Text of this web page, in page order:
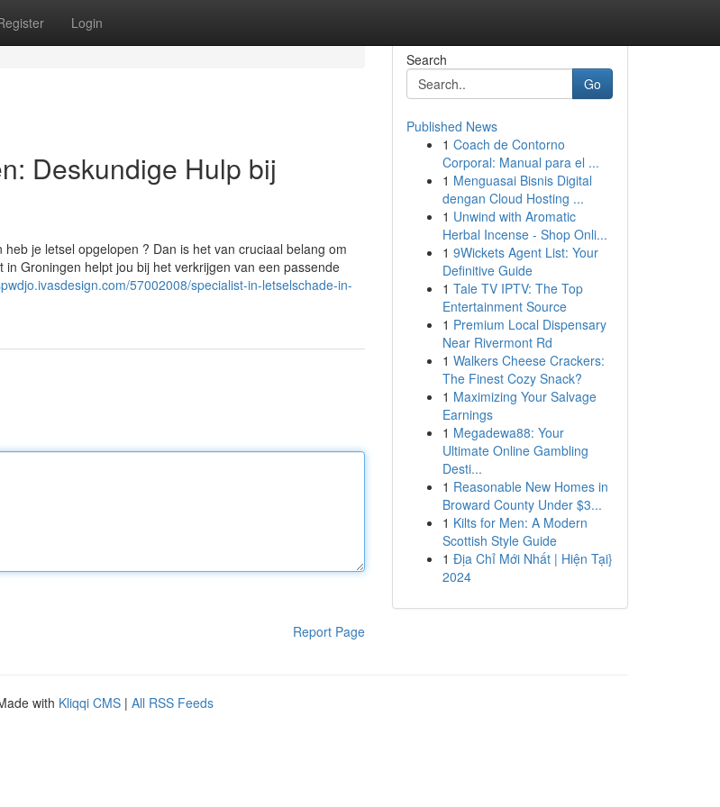
Login
Deskundige Hulp bij
je letsel opgelopen ? Dan is het van cruciaal belang om
Groningen helpt jou bij het verkrijgen van een passende
57002008/specialist-in-letselschade-in-
Report Page
Search
Go
Published News
1 Coach de Contorno
Corporal: Manual para el ...
1 Menguasai Bisnis Digital
dengan Cloud Hosting ...
1 Unwind with Aromatic
Herbal Incense - Shop Onli...
1 9Wickets Agent List: Your
Definitive Guide
1 Tale TV IPTV: The Top
Entertainment Source
1 Premium Local Dispensary
Near Rivermont Rd
1 Walkers Cheese Crackers:
The Finest Cozy Snack?
1 Maximizing Your Salvage
Earnings
1 Megadewa88: Your
Ultimate Online Gambling
Desti...
1 Reasonable New Homes in
Broward County Under $3...
1 Kilts for Men: A Modern
Scottish Style Guide
1 Địa Chỉ Mới Nhất | Hiện Tại}
2024
with Kliqqi CMS | All RSS Feeds